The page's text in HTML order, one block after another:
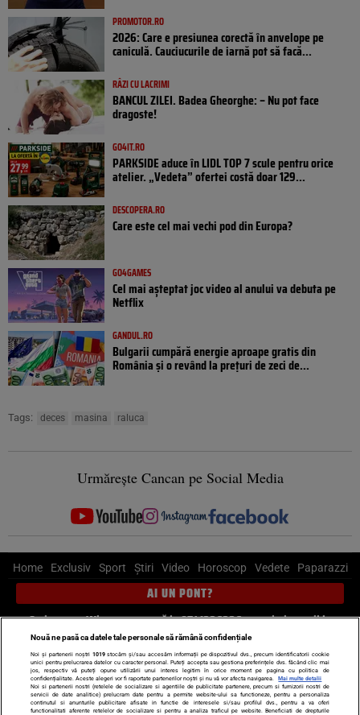
PROMOTOR.RO
2026: Care e presiunea corectă în anvelope pe
caniculă. Cauciucurile de iarnă pot să facă...
RÂZI CU LACRIMI
BANCUL ZILEI. Badea Gheorghe: – Nu pot face
dragoste!
GO4IT.RO
PARKSIDE aduce în LIDL TOP 7 scule pentru orice
atelier. „Vedeta” ofertei costă doar 129...
DESCOPERA.RO
Care este cel mai vechi pod din Europa?
GO4GAMES
Cel mai așteptat joc video al anului va debuta pe
Netflix
GANDUL.RO
Bulgarii cumpără energie aproape gratis din
România și o revând la prețuri de zeci de...
Tags: deces masina raluca
Urmărește Cancan pe Social Media
Home Exclusiv Sport Știri Video Horoscop Vedete Paparazzi
AI UN PONT?
Scrie-ne pe Whatsapp, sună la 0741226226 sau trimite mail la
pont@cancan.ro
Știri interne Știri externe
Politică
Ultimele stiri
Diete Insula Iubirii Dictionar de vise
LIFE STYLE
Nouă ne pasă ca datele tale personale să rămână confidențiale
Noi și partenerii noștri 1019stocăm și/sau accesăm informații pe dispozitivul dvs., precum identificatorii cookie
unici pentru prelucrarea datelor cu caracter personal. Puteți accepta sau gestiona preferințele dvs. făcând clic mai
jos, respectiv vă puteți opune utilizării unui interes legitim în orice moment pe pagina cu politica de
confidențialitate. Aceste alegeri vor fi raportate partenerilor noștri și nu vă vor afecta navigarea.
Mai multe detalii
Noi si partenerii nostri (retelele de socializare si agentiile de publicitate partenere, precum si furnizorii nostri de
servicii de date analitice) prelucram date pentru a permite website-ului sa functioneze, pentru a personaliza
continutul si anunturile publicitare afisate in functie de interesele si/sau profilul dvs., pentru a va oferi
functionalitati aferente retelelor de socializare si pentru a analiza traficul pe website. Beneficiati de drepturile